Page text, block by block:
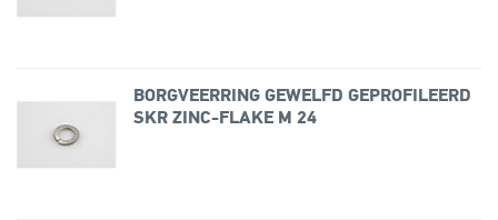
BORGVEERRING GEWELFD GEPROFILEERD
SKR ZINC-FLAKE M 24